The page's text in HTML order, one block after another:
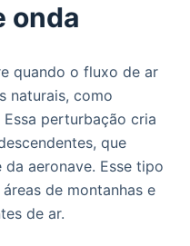
onda
quando o fluxo de ar
naturais, como
perturbação cria
que
aeronave. Esse tipo
de montanhas e
de ar.